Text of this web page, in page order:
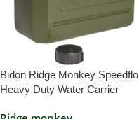
Bidon Ridge Monkey Speedflo
Heavy Duty Water Carrier